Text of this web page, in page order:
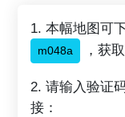
1. 本幅地图可
m048a ，获
2. 请输入验证
接：